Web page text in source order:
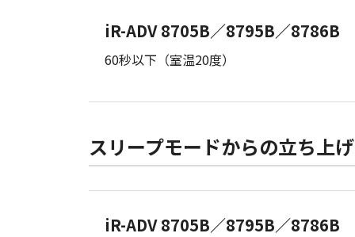
iR-ADV 8705B／8795B／8786B
60秒以下（室温20度）
スリープモードからの立ち上
iR-ADV 8705B／8795B／8786B